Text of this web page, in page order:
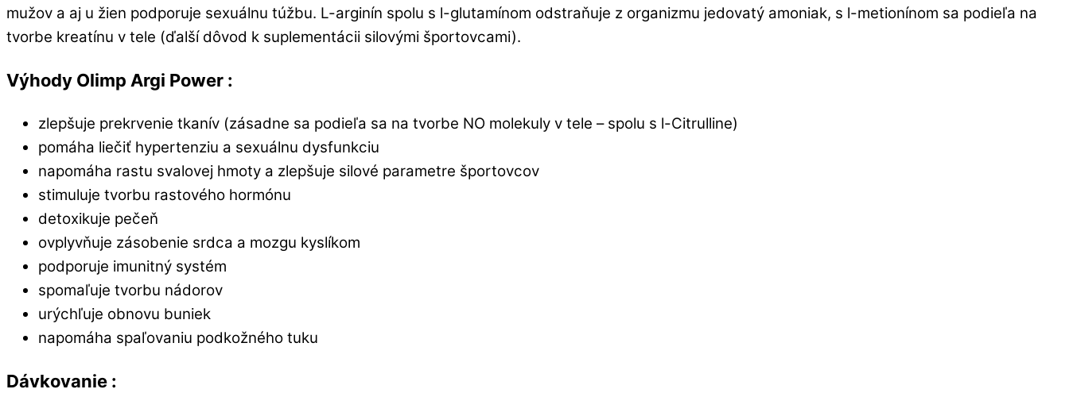
mužov a aj u žien podporuje sexuálnu túžbu. L-arginín spolu s l-glutamínom odstraňuje z organizmu jedovatý amoniak, s l-metionínom sa podieľa na
tvorbe kreatínu v tele (ďalší dôvod k suplementácii silovými športovcami).
Výhody Olimp Argi Power :
zlepšuje prekrvenie tkanív (zásadne sa podieľa sa na tvorbe NO molekuly v tele – spolu s l-Citrulline)
pomáha liečiť hypertenziu a sexuálnu dysfunkciu
napomáha rastu svalovej hmoty a zlepšuje silové parametre športovcov
stimuluje tvorbu rastového hormónu
detoxikuje pečeň
ovplyvňuje zásobenie srdca a mozgu kyslíkom
podporuje imunitný systém
spomaľuje tvorbu nádorov
urýchľuje obnovu buniek
napomáha spaľovaniu podkožného tuku
Dávkovanie :